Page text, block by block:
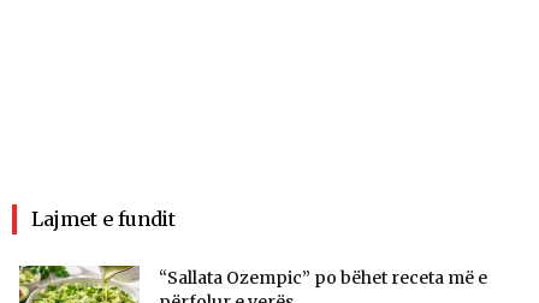
Lajmet e fundit
“Sallata Ozempic” po bëhet receta më e